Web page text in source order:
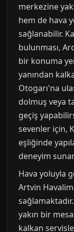
merkezine
hem de hava
sağlanabilir.
bulunması,
bir konuma
yanından
Otogarı'na
dolmuş veya
geçiş
sevenler için,
eşliğinde
deneyim
Hava yoluyla
Artvin
yakın bir
kalkan